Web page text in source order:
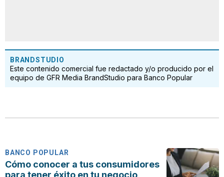
BRANDSTUDIO
Este contenido comercial fue redactado y/o producido por el
equipo de GFR Media BrandStudio para Banco Popular
BANCO POPULAR
Cómo conocer a tus consumidores
para tener éxito en tu negocio